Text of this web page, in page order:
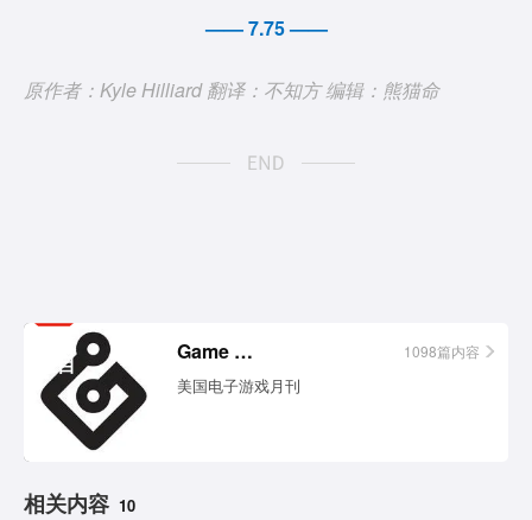
—— 7.75 ——
原作者：Kyle Hilliard 翻译：不知方 编辑：熊猫命
栏目
Game Informer 1098篇内容
美国电子游戏月刊
相关内容 10